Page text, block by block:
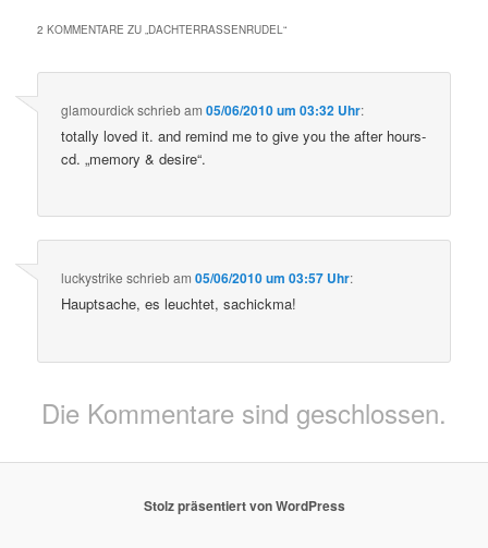
2 KOMMENTARE ZU „ DACHTERRASSENRUDEL“
glamourdickschriebam05/06/2010 um 03:32 Uhr:
totally loved it. and remind me to give you the after hours-
cd. „memory & desire“.
luckystrike schriebam05/06/2010 um 03:57 Uhr:
Hauptsache, es leuchtet, sachickma!
Die Kommentare sind geschlossen.
Stolz präsentiert von WordPress